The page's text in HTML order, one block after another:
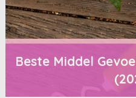
Beste Middel